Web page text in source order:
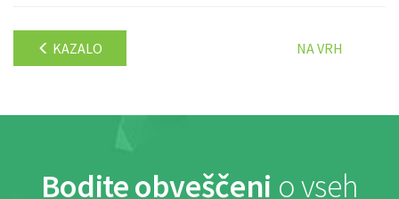
KAZALO NA VRH
Bodite obveščeni o vseh